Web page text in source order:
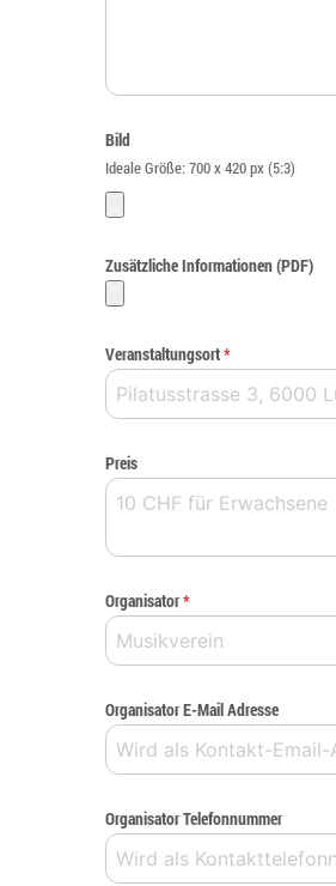
Bild
Ideale Größe: 700 x 420 px (5:3)
Zusätzliche Informationen (PDF)
Veranstaltungsort*
Preis
Organisator*
Organisator E-Mail Adresse
Organisator Telefonnummer